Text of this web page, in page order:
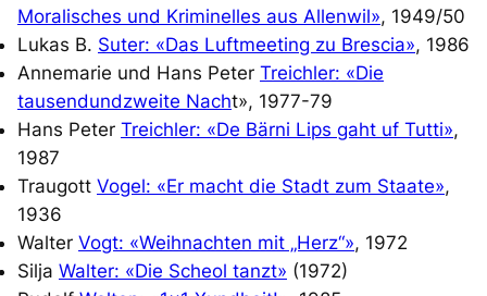
Moralisches und Kriminelles aus Allenwil», 1949/50
Lukas B. Suter: «Das Luftmeeting zu Brescia», 1986
Annemarie und Hans Peter Treichler: «Die
tausendundzweite Nacht», 1977-79
Hans Peter Treichler: «De Bärni Lips gaht uf Tutti»,
1987
Traugott Vogel: «Er macht die Stadt zum Staate»,
1936
Walter Vogt: «Weihnachten mit „Herz“», 1972
Silja Walter: «Die Scheol tanzt» (1972)